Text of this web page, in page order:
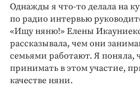
Однажды я что-то делала на
по радио интервью
«Ищу няню!» Елены
рассказывала, чем они
семьями работают. Я поняла,
принимать в этом участие,
качестве няни.